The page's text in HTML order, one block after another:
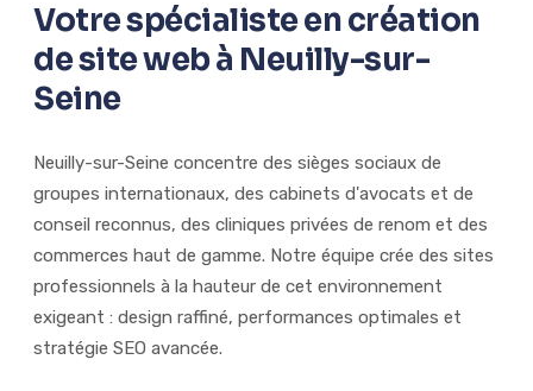
Votre spécialiste en création
de site web à Neuilly-sur-
Seine
Neuilly-sur-Seine concentre des sièges sociaux de
groupes internationaux, des cabinets d'avocats et de
conseil reconnus, des cliniques privées de renom et des
commerces haut de gamme. Notre équipe crée des sites
professionnels à la hauteur de cet environnement
exigeant : design raffiné, performances optimales et
stratégie SEO avancée.